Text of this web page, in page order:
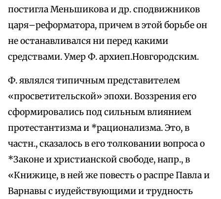
постигла Меньшикова и др. сподвижников
царя–реформатора, причем в этой борьбе он
не останавливался ни перед какими
средствами. Умер Ф. архиеп.Новгородским.
Ф. являлся типичным представителем
«просветительской» эпохи. Воззрения его
сформировались под сильным влиянием
протестантизма и *рационализма. Это, в
частн., сказалось в его толковании вопроса о
*Законе и христианской свободе, напр., в
«Книжице, в ней же повесть о распре Павла и
Варнавы с иудействующими и трудность